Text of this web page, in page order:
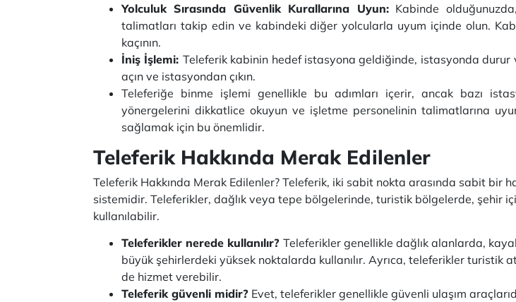
Yolculuk Sırasında Güvenlik Kurallarına Uyun:Kabinde
talimatları takip edin ve kabindeki diğer yolcularla uyum içinde olun.
kaçının.
İniş İşlemi: Teleferik kabinin hedef istasyona geldiğinde, istasyonda durur
açın ve istasyondan çıkın.
Teleferiğe binme işlemi genellikle bu adımları içerir, ancak bazı
yönergelerini dikkatlice okuyun ve işletme personelinin talimatlarına
sağlamak için bu önemlidir.
Teleferik Hakkında Merak Edilenler
Teleferik Hakkında Merak Edilenler? Teleferik, iki sabit nokta arasında sabit bir
sistemidir. Teleferikler, dağlık veya tepe bölgelerinde, turistik bölgelerde, şehir
kullanılabilir.
Teleferikler nerede kullanılır? Teleferikler genellikle dağlık alanlarda,
büyük şehirlerdeki yüksek noktalarda kullanılır. Ayrıca, teleferikler turistik
de hizmet verebilir.
Teleferik güvenli midir? Evet, teleferikler genellikle güvenli ulaşım